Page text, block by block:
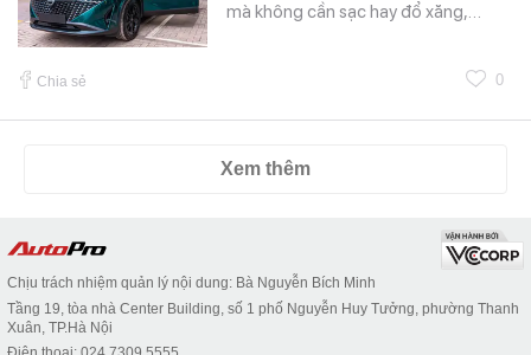
mà không cần sạc hay đổ xăng,…
Chia sẻ 0
Xem thêm
Chịu trách nhiệm quản lý nội dung: Bà Nguyễn Bích Minh
Tầng 19, tòa nhà Center Building, số 1 phố Nguyễn Huy Tưởng, phường Thanh
Xuân, TP.Hà Nội